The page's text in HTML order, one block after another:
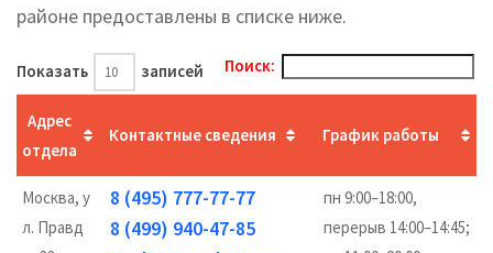
районе предоставлены в списке ниже.
Показать записей Поиск:
Адрес
отдела
Контактные сведения График работы
Москва, у
л. Правд
8 (495) 777-77-77
8 (499) 940-47-85
пн 9:00–18:00,
перерыв 14:00–14:45;